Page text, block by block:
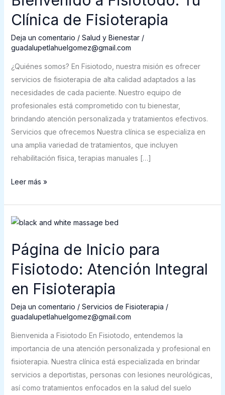
Clínica de Fisioterapia
Deja un comentario / Salud y Bienestar/
guadalupetlahuelgomez@gmail.com
¿Quiénes somos? En Fisiotodo, nuestra misión es ofrecer
servicios de fisioterapia de alta calidad adaptados a las
necesidades de cada paciente. Nuestro equipo de
profesionales está comprometido con tu bienestar,
brindando atención personalizada y tratamientos efectivos.
Servicios que ofrecemos Nuestra clínica se especializa en
una amplia variedad de tratamientos, que incluyen
rehabilitación física, terapias manuales […]
Clínica
de
Fisioterapia
Leer más »
Página de Inicio para
Fisiotodo: Atención Integral
en Fisioterapia
Deja un comentario / Servicios de Fisioterapia /
guadalupetlahuelgomez@gmail.com
Bienvenida a Fisiotodo En Fisiotodo, entendemos la
importancia de una atención personalizada y profesional en
fisioterapia. Nuestra clínica está especializada en brindar
servicios a deportistas, personas con lesiones neurológicas,
así como tratamientos enfocados en la salud del suelo
Página
Inicio
Fisiotodo:
Atención